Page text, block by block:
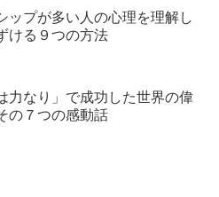
ップが多い人の心理を理解し
ける９つの方法
力なり」で成功した世界の偉
の７つの感動話